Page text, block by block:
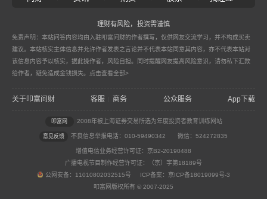
理财有风险，投资需谨慎
免责声明：本站问答内容均由入驻叩富问财的作者撰写，仅供网友交流学习，并不构成买卖
建议。本站核实主体信息并允许作者发表之言论并不代表本站同意其内容，亦不代表本站对
该信息内容予以核实，据此操作者，风险自担。同时提醒网友提高风险意识，请勿私下汇款
给作者，避免造成金钱损失。 点击查看全部>
关于叩富问财 客服 商务 公众服务 App下载
叩富网 2008年被上海证券交易所选为年度投资者教育训练网站
意见反馈 不良信息举报电话：010-59490342 微信：524272835
增值电信业务经营许可证：京B2-20190488
广播电视节目制作经营许可证：（京）字第18189号
公网安备：11010802032515号 ICP备案：京ICP备18019099号-3
叩富网版权所有 © 2007-2025